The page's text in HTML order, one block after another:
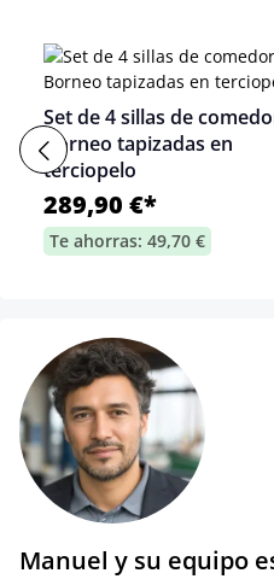
Set de 4 sillas de
Borneo tapizadas en
terciopelo
289,90 €*
Te ahorras: 49,70 €
Manuel y su equipo